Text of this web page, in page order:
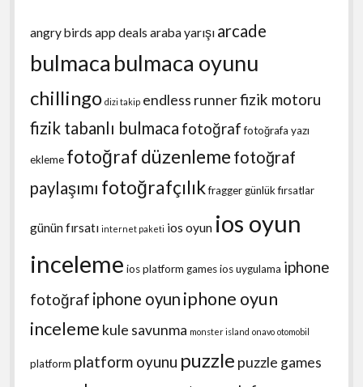
angry birds app deals araba yarışı arcade
bulmaca bulmaca oyunu
chillingo dizi takip endless runnerfizik motoru
fizik tabanlı bulmaca fotoğraf fotoğrafa yazı
ekleme fotoğraf düzenleme fotoğraf
paylaşımı fotoğrafçılıkfraggergünlük fırsatlar
günün fırsatı internet paketi ios oyun ios oyun
inceleme ios platform gamesios uygulama iphone
fotoğraf iphone oyun iphone oyun
inceleme kule savunma monster island onavo otomobil
platform platform oyunu puzzle puzzle games